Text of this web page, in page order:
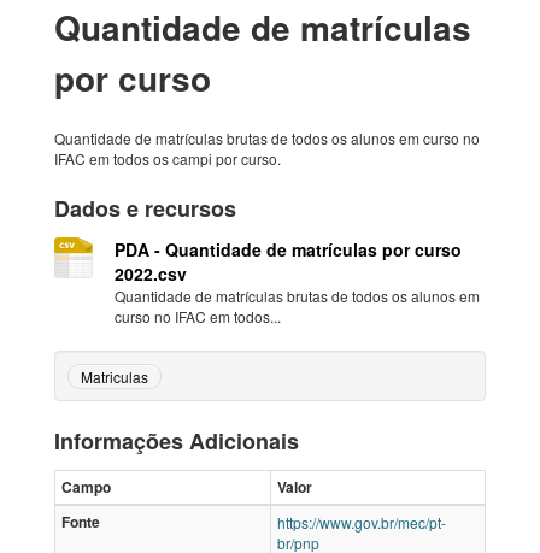
Quantidade de matrículas
por curso
Quantidade de matrículas brutas de todos os alunos em curso no
IFAC em todos os campi por curso.
Dados e recursos
PDA - Quantidade de matrículas por curso
2022.csv
Quantidade de matrículas brutas de todos os alunos em
curso no IFAC em todos...
Matriculas
Informações Adicionais
Campo
Valor
Fonte
https://www.gov.br/mec/pt-
br/pnp